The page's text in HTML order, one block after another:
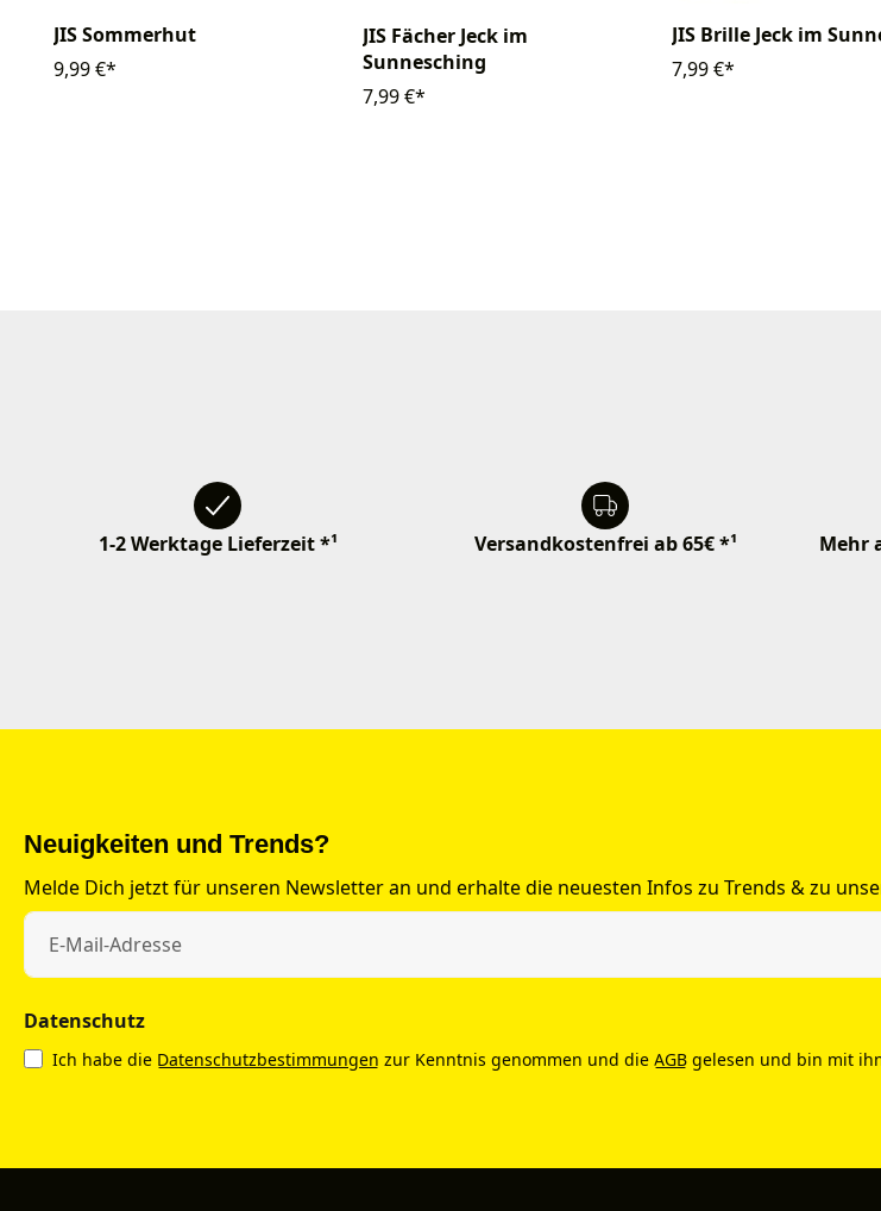
JIS Sommerhut
9,99 €*
JIS Fächer Jeck im
Sunnesching
7,99 €*
JIS Brille Jeck im
7,99 €*
1-2 Werktage Lieferzeit *¹ Versandkostenfrei ab 65€ *¹ Mehr
Neuigkeiten und Trends?
Melde Dich jetzt für unseren Newsletter an und erhalte die neuesten Infos zu Trends & zu
Datenschutz
Ich habe die Datenschutzbestimmungen zur Kenntnis genommen und die AGB gelesen und bin mit